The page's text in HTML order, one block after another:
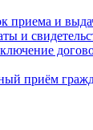
приема и
и
приём